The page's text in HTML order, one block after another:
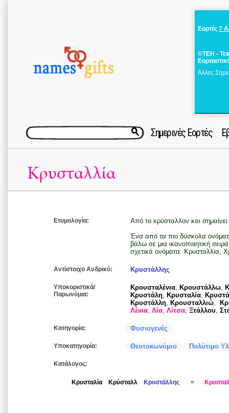
Εορτές 7
©ΤΕΗ -
Άλλες
Σημερινές Εορτές
Κρυσταλλία
Ετυμολογία:
Από το κρύσταλλον και
Ένα από τα πιο δύσκολα
βάλω σε μια ικανοποιητική
σχετικά ονόματα: Κρυσταλλία,
Αντίστοιχο Ανδρικό: Κρυστάλλης
Υποκοριστικά/
Παρωνύμια:
Κρουσταλένια, Κρουστάλλω,
Κρυστάλη, Κρυσταλία,
Κρυστάλλη, Κρουσταλλιώ,
Λένια, Λία, Λίτσα, Ξτάλλου,
Κατηγορία: Φυσιογενές
Υποκατηγορία: Θεοτοκωνύμιο Πολύτιμο
Κατάλογος:
Κρυσταλία Κρύσταλλ Κρυστάλλης «